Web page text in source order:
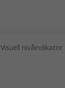
Visuell nivåindikator